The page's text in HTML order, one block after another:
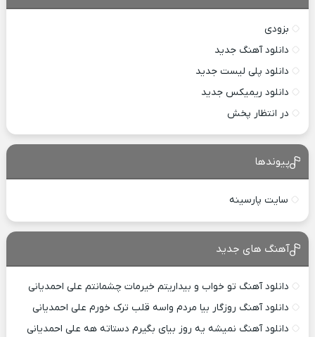
بزودی
دانلود آهنگ جدید
دانلود پلی لیست جدید
دانلود ریمیکس جدید
در انتظار پخش
پیوندها
سایت پارسینه
آهنگ های جدید
دانلود آهنگ تو خواب و بیداریتم خیرمات چشمانتم علی احمدیانی
دانلود آهنگ روزگار بیا مردم واسه قلب ترک خورم علی احمدیانی
دانلود آهنگ نمیشه یه روز بیای بگیرم دستاته هه علی احمدیانی